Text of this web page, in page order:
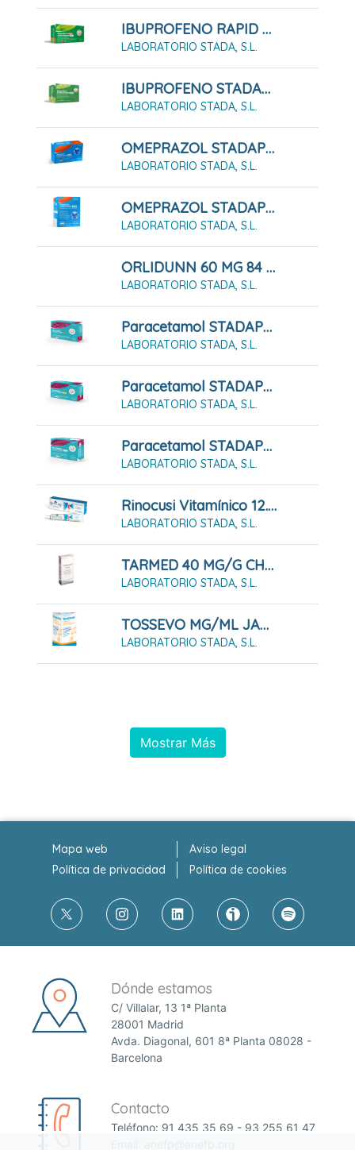
IBUPROFENO RAPID STADAPHARM 400 MG CÁPSULAS BLANDAS
LABORATORIO STADA, S.L.
IBUPROFENO STADAPHARM 400 MG 20 SOBRE DE SUSPENSIÓN ORAL
LABORATORIO STADA, S.L.
OMEPRAZOL STADAPHARM 20 MG 7 CÁPSULAS DURAS GASTRORRESISTENTES
LABORATORIO STADA, S.L.
OMEPRAZOL STADAPHARM 20 MG 7 CÁPSULAS DURAS GASTRORRESISTENTES FRASCO
LABORATORIO STADA, S.L.
ORLIDUNN 60 MG 84 CÁPSULAS DURAS
LABORATORIO STADA, S.L.
Paracetamol STADAPHARM 1 G 10 Comprimidos EFG
LABORATORIO STADA, S.L.
Paracetamol STADAPHARM 500mg 20 Comprimidos EFG
LABORATORIO STADA, S.L.
Paracetamol STADAPHARM 650 Mg 20 Comprimidos EFG
LABORATORIO STADA, S.L.
Rinocusi Vitamínico 12.500 UI/g Pomada Nasal
LABORATORIO STADA, S.L.
TARMED 40 MG/G CHAMPU 150 ML
LABORATORIO STADA, S.L.
TOSSEVO MG/ML JARABE EFG 200 ML
LABORATORIO STADA, S.L.
Mostrar Más
Mapa web
Aviso legal
Política de privacidad
Política de cookies
Dónde estamos
C/ Villalar, 13 1ª Planta
28001 Madrid
Avda. Diagonal, 601 8ª Planta 08028 -
Barcelona
Contacto
Teléfono: 91 435 35 69 - 93 255 61 47